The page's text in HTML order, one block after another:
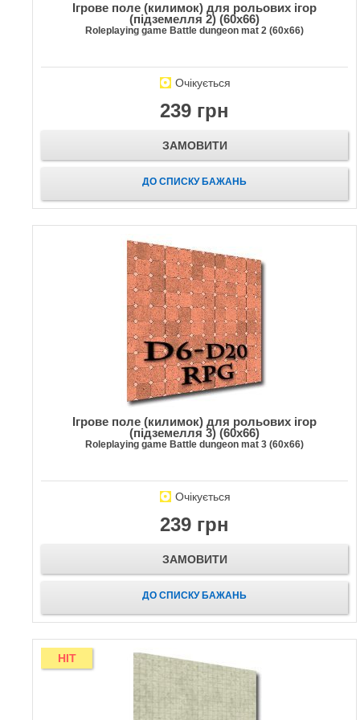
Ігрове поле (килимок) для рольових ігор
(підземелля 2) (60х66)
Roleplaying game Battle dungeon mat 2 (60х66)
Очікується
239 грн
ЗАМОВИТИ
ДО СПИСКУ БАЖАНЬ
Ігрове поле (килимок) для рольових ігор
(підземелля 3) (60х66)
Roleplaying game Battle dungeon mat 3 (60х66)
Очікується
239 грн
ЗАМОВИТИ
ДО СПИСКУ БАЖАНЬ
HIT